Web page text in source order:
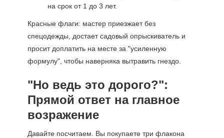
на срок от 1 до 3 лет.
Красные флаги: мастер приезжает без
спецодежды, достает садовый опрыскиватель и
просит доплатить на месте за "усиленную
формулу", чтобы наверняка вытравить гнездо.
"Но ведь это дорого?":
Прямой ответ на главное
возражение
Давайте посчитаем. Вы покупаете три флакона